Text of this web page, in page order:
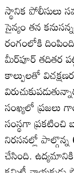
స్థానిక పోలీసులు
సైన్యం తన
రంగంలోకి
మీర్‌పూర్‌ తదితర
కాల్పులతో
సంఖ్యలో ప్రజలు
సంస్థగా
నిరసనల్లో
చేసింది.